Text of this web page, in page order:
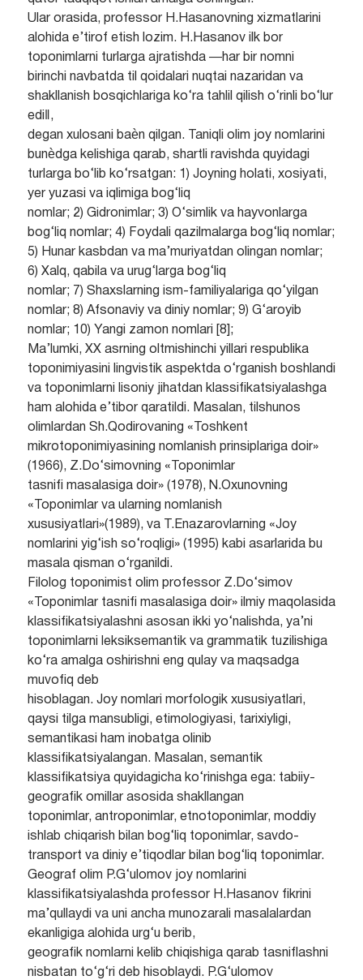
Ular orasida, professor H.Hasanovning xizmatlarini
alohida e’tirof etish lozim. H.Hasanov ilk bor
toponimlarni turlarga ajratishda ―har bir nomni
birinchi navbatda til qoidalari nuqtai nazaridan va
shakllanish bosqichlariga ko‘ra tahlil qilish o‘rinli bo‘lur
edi‖,
degan xulosani baѐn qilgan. Taniqli olim joy nomlarini
bunѐdga kelishiga qarab, shartli ravishda quyidagi
turlarga bo‘lib ko‘rsatgan: 1) Joyning holati, xosiyati,
yer yuzasi va iqlimiga bog‘liq
nomlar; 2) Gidronimlar; 3) O‘simlik va hayvonlarga
bog‘liq nomlar; 4) Foydali qazilmalarga bog‘liq nomlar;
5) Hunar kasbdan va ma’muriyatdan olingan nomlar;
6) Xalq, qabila va urug‘larga bog‘liq
nomlar; 7) Shaxslarning ism-familiyalariga qo‘yilgan
nomlar; 8) Afsonaviy va diniy nomlar; 9) G‘aroyib
nomlar; 10) Yangi zamon nomlari [8];
Ma’lumki, XX asrning oltmishinchi yillari respublika
toponimiyasini lingvistik aspektda o‘rganish boshlandi
va toponimlarni lisoniy jihatdan klassifikatsiyalashga
ham alohida e’tibor qaratildi. Masalan, tilshunos
olimlardan Sh.Qodirovaning «Toshkent
mikrotoponimiyasining nomlanish prinsiplariga doir»
(1966), Z.Do‘simovning «Toponimlar
tasnifi masalasiga doir» (1978), N.Oxunovning
«Toponimlar va ularning nomlanish
xususiyatlari»(1989), va T.Enazarovlarning «Joy
nomlarini yig‘ish so‘roqligi» (1995) kabi asarlarida bu
masala qisman o‘rganildi.
Filolog toponimist olim professor Z.Do‘simov
«Toponimlar tasnifi masalasiga doir» ilmiy maqolasida
klassifikatsiyalashni asosan ikki yo‘nalishda, ya’ni
toponimlarni leksiksemantik va grammatik tuzilishiga
ko‘ra amalga oshirishni eng qulay va maqsadga
muvofiq deb
hisoblagan. Joy nomlari morfologik xususiyatlari,
qaysi tilga mansubligi, etimologiyasi, tarixiyligi,
semantikasi ham inobatga olinib
klassifikatsiyalangan. Masalan, semantik
klassifikatsiya quyidagicha ko‘rinishga ega: tabiiy-
geografik omillar asosida shakllangan
toponimlar, antroponimlar, etnotoponimlar, moddiy
ishlab chiqarish bilan bog‘liq toponimlar, savdo-
transport va diniy e’tiqodlar bilan bog‘liq toponimlar.
Geograf olim P.G‘ulomov joy nomlarini
klassifikatsiyalashda professor H.Hasanov fikrini
ma’qullaydi va uni ancha munozarali masalalardan
ekanligiga alohida urg‘u berib,
geografik nomlarni kelib chiqishiga qarab tasniflashni
nisbatan to‘g‘ri deb hisoblaydi. P.G‘ulomov